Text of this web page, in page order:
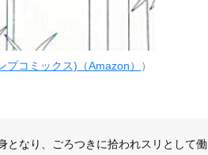
コミックス)（Amazon） ）
となり、ごろつきに拾われスリとして働